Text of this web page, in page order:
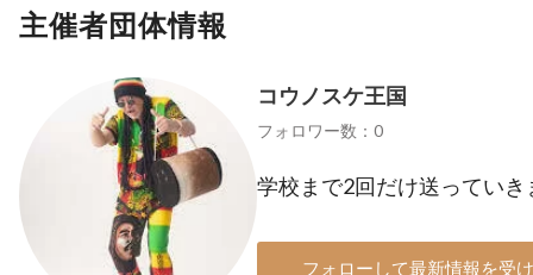
主催者団体情報
コウノスケ王国
フォロワー数：0
学校まで2回だけ送っていき
フォローして最新情報を受